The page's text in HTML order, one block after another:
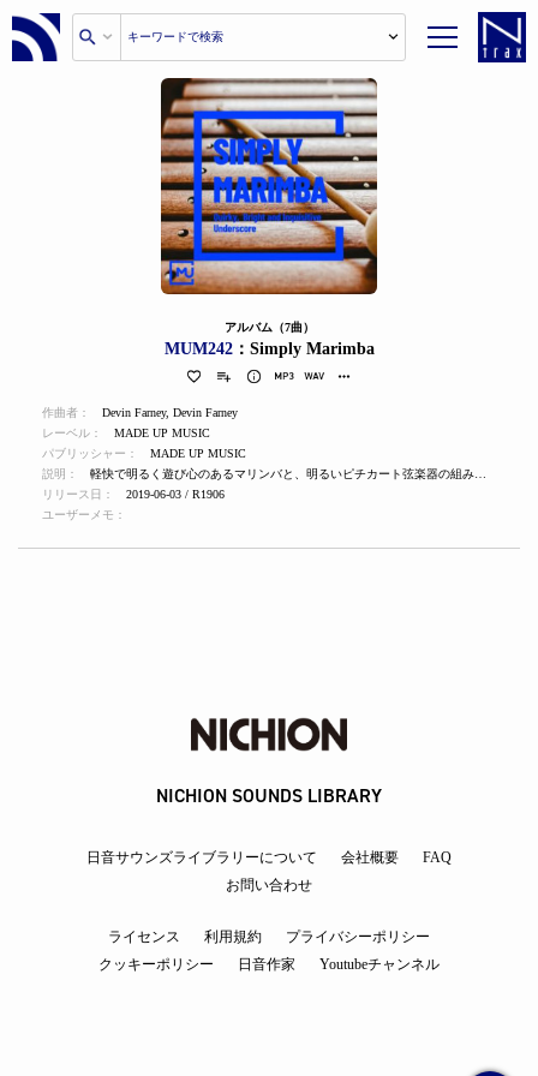
アルバム（7曲）
MUM242：Simply Marimba
作曲者： Devin Farney, Devin Farney
レーベル：
MADE UP MUSIC
パブリッシャー：
MADE UP MUSIC
説明：
リリース日：
2019-06-03 / R1906
ユーザーメモ：
NICHION SOUNDS LIBRARY
日音サウンズライブラリーについて 会社概要
FAQ
お問い合わせ
ライセンス 利用規約
プライバシーポリシー
クッキーポリシー
日音作家 Youtubeチャンネル